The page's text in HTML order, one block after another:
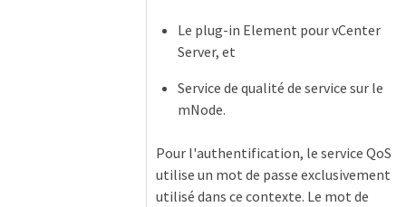
Le plug-in Element pour vCenter
Server, et
Service de qualité de service sur le
mNode.
Pour l'authentification, le service QoS
utilise un mot de passe exclusivement
utilisé dans ce contexte. Le mot de